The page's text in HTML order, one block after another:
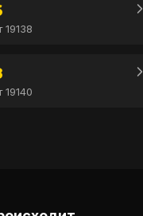
19138
19140